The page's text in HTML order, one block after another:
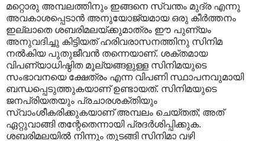
മറ്റൊരു അമ്പലത്തിനും ഇങ്ങനെ സ്വന്തം മുദ്ര എന്നു
അവകാശപ്പെടാൻ അനുയോജ്യമായ ഒരു കീർത്തനം
ഇല്ലാതെ ശബരിമലയ്ക്കുമാത്രം ഈ പുണ്യം
അനുവദിച്ചു കിട്ടിയത് ഹരിവരാസനത്തിനു സിനിമ
നൽകിയ പുതുജീവൻ തന്നെയാണ്. ശക്തമായ
വിപണ്യാധിഷ്ഠിത മൂല്യങ്ങളുള്ള സിനിമയുടെ
സംഭാവനയെ ക്ഷേത്രം എന്ന വിപണി സ്ഥാപനവുമായി
ബന്ധപ്പെടുത്തുകയാണ് ഉണ്ടായത്. സിനിമയുടെ
ജനപ്രിയതയും പ്രചാരശക്തിയും
സ്വാംശീകരിക്കുകയാണ് അമ്പലം ചെയ്തത്; അത്
ഏറ്റുവാങ്ങി തന്റേതെന്നായി പ്രദർശിപ്പിക്കുക.
ശബരിമലയിൽ നിന്നും തുടങ്ങി സിനിമാ വഴി